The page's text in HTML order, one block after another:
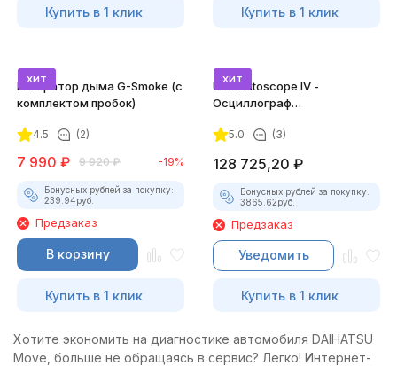
Купить в 1 клик Купить в 1 клик
хит
Генератор дыма G-Smoke (c
комплектом пробок)
4.5 (2)
7 990 ₽ 9 920 ₽ -19%
Бонусных рублей за покупку:
239.94руб.
Предзаказ
В корзину
Купить в 1 клик
хит
USB Autoscope IV -
Осциллограф
комплект)
5.0 (3)
128 725,20 ₽
Бонусных рублей за покупку:
3865.62руб.
Предзаказ
Уведомить
Купить в 1 клик
Хотите экономить на диагностике автомобиля DAIHATSU
Move, больше не обращаясь в сервис? Легко! Интернет-